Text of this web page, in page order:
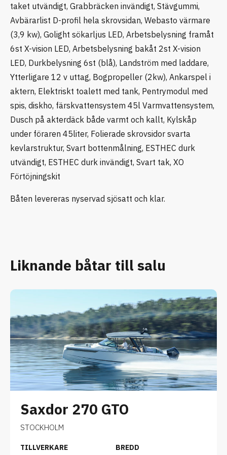
taket utvändigt, Grabbräcken invändigt, Stävgummi,
Avbärarlist D-profil hela skrovsidan, Webasto värmare
(3,9 kw), Golight sökarljus LED, Arbetsbelysning framåt
6st X-vision LED, Arbetsbelysning bakåt 2st X-vision
LED, Durkbelysning 6st (blå), Landström med laddare,
Ytterligare 12 v uttag, Bogpropeller (2kw), Ankarspel i
aktern, Elektriskt toalett med tank, Pentrymodul med
spis, diskho, färskvattensystem 45l Varmvattensystem,
Dusch på akterdäck både varmt och kallt, Kylskåp
under föraren 45liter, Folierade skrovsidor svarta
kevlarstruktur, Svart bottenmålning, ESTHEC durk
utvändigt, ESTHEC durk invändigt, Svart tak, XO
Förtöjningskit
Båten levereras nyservad sjösatt och klar.
Liknande båtar till salu
Saxdor 270 GTO
STOCKHOLM
TILLVERKARE
BREDD